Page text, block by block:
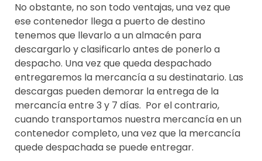
No obstante, no son todo ventajas, una vez que
ese contenedor llega a puerto de destino
tenemos que llevarlo a un almacén para
descargarlo y clasificarlo antes de ponerlo a
despacho. Una vez que queda despachado
entregaremos la mercancía a su destinatario. Las
descargas pueden demorar la entrega de la
mercancía entre 3 y 7 días. Por el contrario,
cuando transportamos nuestra mercancía en un
contenedor completo, una vez que la mercancía
quede despachada se puede entregar.